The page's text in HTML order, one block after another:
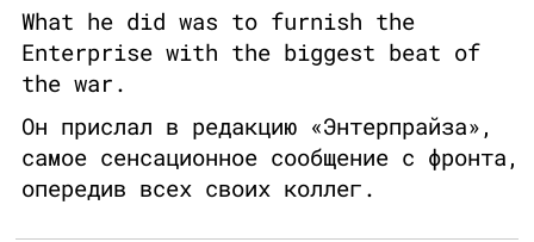
What he did was to furnish the
Enterprise with the biggest beat of
the war.
Он прислал в редакцию «Энтерпрайза»,
самое сенсационное сообщение с фронта,
опередив всех своих коллег.